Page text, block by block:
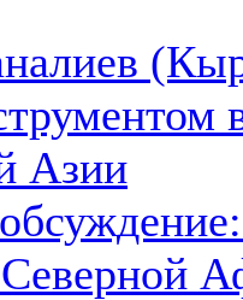
Азии